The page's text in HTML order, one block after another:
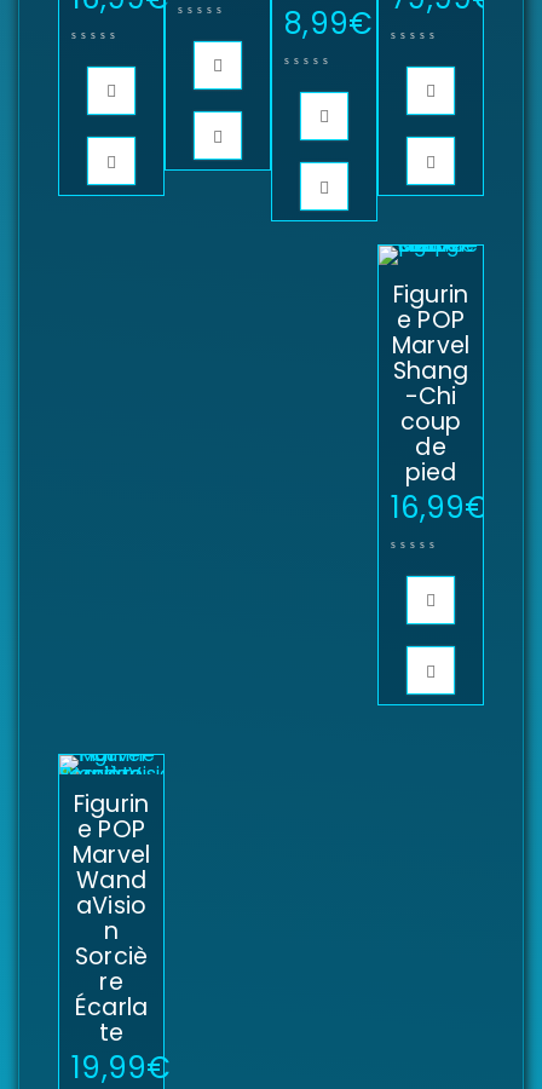
8,99€
Figurin
e POP
Marvel
Shang
-Chi
coup
de
pied
16,99€
Figurin
e POP
Marvel
Wand
aVisio
n
Sorciè
re
Écarla
te
19,99€